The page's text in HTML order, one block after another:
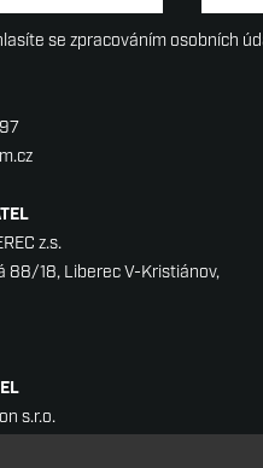
se zpracováním osobních
z.s.
88/18, Liberec V-Kristiánov,
s.r.o.